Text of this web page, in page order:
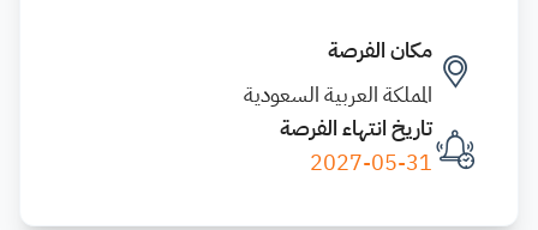
مكان الفرصة
المملكة العربية السعودية
تاريخ انتهاء الفرصة
2027-05-31